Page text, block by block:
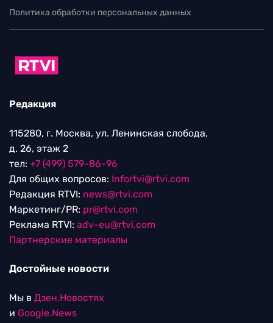
Политика обработки персональных данных
Редакция
115280, г. Москва, ул. Ленинская слобода,
д. 26, этаж 2
тел: +7 (499) 579-86-96
Для общих вопросов: Infortvi@rtvi.com
Редакция RTVI: news@rtvi.com
Маркетинг/PR: pr@rtvi.com
Реклама RTVI: adv-eu@rtvi.com
Партнерские материалы
Достойные новости
Мы в Дзен.Новостях
и Google.News